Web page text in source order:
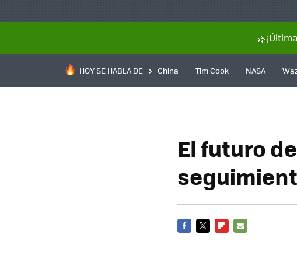
HOY SE HABLA DE China Tim Cook NASA
El futuro